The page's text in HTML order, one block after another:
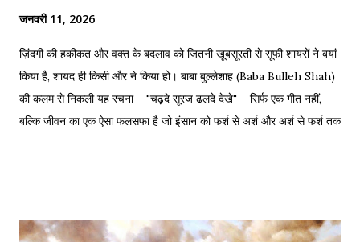
जनवरी 11, 2026
ज़िंदगी की हकीकत और वक्त के बदलाव को जितनी खूबसूरती से सूफी शायरों ने बयां
किया है, शायद ही किसी और ने किया हो। बाबा बुल्लेशाह (Baba Bulleh Shah)
की कलम से निकली यह रचना— "चढ़दे सूरज ढलदे देखे" —सिर्फ एक गीत नहीं,
बल्कि जीवन का एक ऐसा फलसफा है जो इंसान को फर्श से अर्श और अर्श से फर्श तक
वक्त बदलते देर नहीं लगती। जिस तरह नुसरत फतेह अली खान साहब ने तुम्हें